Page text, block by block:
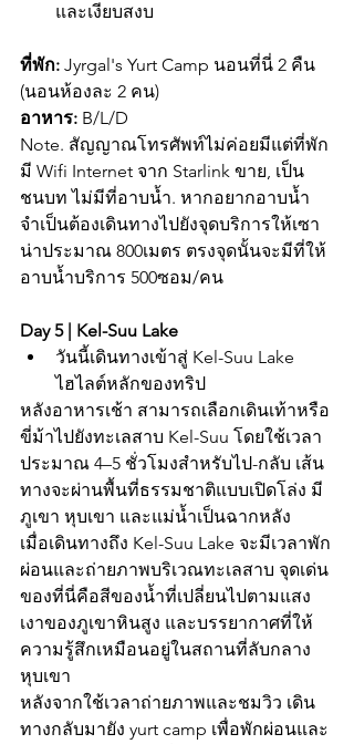
และเงียบสงบ
ที่พัก: Jyrgal's Yurt Camp นอนที่นี่ 2 คืน
(นอนห้องละ 2 คน)
อาหาร: B/L/D
Note. สัญญาณโทรศัพท์ไม่ค่อยมีแต่ที่พัก
มี Wifi Internet จาก Starlink ขาย, เป็น
ชนบท ไม่มีที่อาบน้ำ. หากอยากอาบน้ำ
จำเป็นต้องเดินทางไปยังจุดบริการให้เซา
น่าประมาณ 800เมตร ตรงจุดนั้นจะมีที่ให้
อาบน้ำบริการ 500ซอม/คน
Day 5 | Kel-Suu Lake
วันนี้เดินทางเข้าสู่ Kel-Suu Lake
ไฮไลต์หลักของทริป
หลังอาหารเช้า สามารถเลือกเดินเท้าหรือ
ขี่ม้าไปยังทะเลสาบ Kel-Suu โดยใช้เวลา
ประมาณ 4–5 ชั่วโมงสำหรับไป-กลับ เส้น
ทางจะผ่านพื้นที่ธรรมชาติแบบเปิดโล่ง มี
ภูเขา หุบเขา และแม่น้ำเป็นฉากหลัง
เมื่อเดินทางถึง Kel-Suu Lake จะมีเวลาพัก
ผ่อนและถ่ายภาพบริเวณทะเลสาบ จุดเด่น
ของที่นี่คือสีของน้ำที่เปลี่ยนไปตามแสง
เงาของภูเขาหินสูง และบรรยากาศที่ให้
ความรู้สึกเหมือนอยู่ในสถานที่ลับกลาง
หุบเขา
หลังจากใช้เวลาถ่ายภาพและชมวิว เดิน
ทางกลับมายัง yurt camp เพื่อพักผ่อนและ